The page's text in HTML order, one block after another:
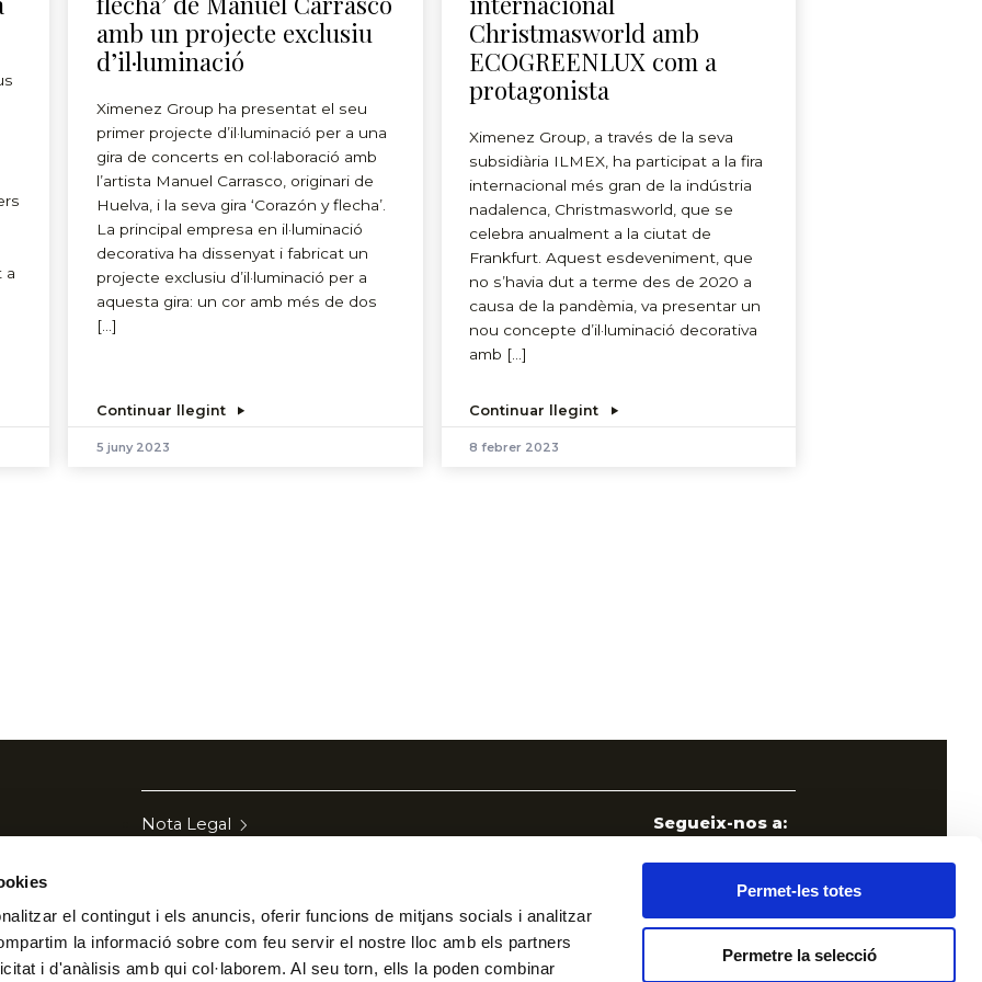
el contingut i els anuncis, oferir funcions de mitjans socials i analitzar
la informació sobre com feu servir el nostre lloc amb els partners
i d'anàlisis amb qui col·laborem. Al seu torn, ells la poden combinar
Permet-les totes
Permetre la selecció
a
amb un projecte exclusiu
d’il·luminació
Ximenez Group ha presentat el seu
primer projecte d’il·luminació per a una
gira de concerts en col·laboració amb
l’artista Manuel Carrasco, originari de
Huelva, i la seva gira ‘Corazón y flecha’.
La principal empresa en il·luminació
decorativa ha dissenyat i fabricat un
projecte exclusiu d’il·luminació per a
aquesta gira: un cor amb més de dos
[…]
Continuar llegint
5 juny 2023
Christmasworld amb
ECOGREENLUX com a
protagonista
Ximenez Group, a través de la seva
subsidiària ILMEX, ha participat a la fira
internacional més gran de la indústria
nadalenca, Christmasworld, que se
celebra anualment a la ciutat de
Frankfurt. Aquest esdeveniment, que
no s’havia dut a terme des de 2020 a
causa de la pandèmia, va presentar un
nou concepte d’il·luminació decorativa
amb […]
Continuar llegint
8 febrer 2023
Nota Legal
Política de qualitat
Canal de denuncies
Segueix-nos a: